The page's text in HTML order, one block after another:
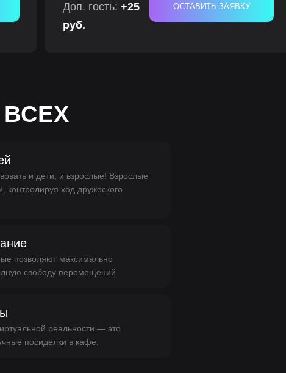
Доп. гость: +25
руб.
ОСТАВИТЬ ЗАЯВКУ
и дети, и взрослые! Взрослые
контролируя ход дружеского
позволяют максимально
свободу перемещений.
реальности — это
посиделки в кафе.